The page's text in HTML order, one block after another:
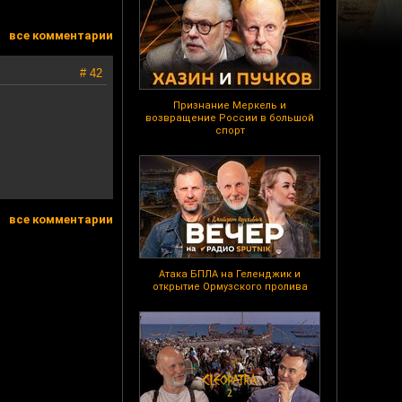
Признание Меркель и
возвращение России в большой
спорт
Атака БПЛА на Геленджик и
открытие Ормузского пролива
все комментарии
# 42
все комментарии